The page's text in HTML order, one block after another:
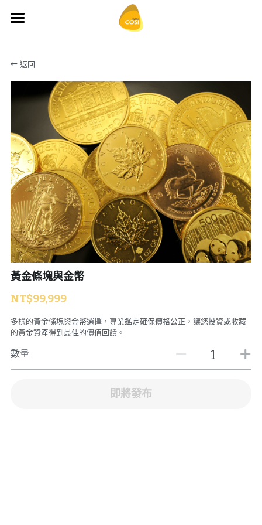
關於昌信
今日報價
收購項目
貴金屬收購
名錶金錶收購
古鈔舊幣回收
鑽石寶石收購
常見問題
黃金回收問題
什麼是純金及K金
什麼是黃金條塊​
何為誠實標章
到府回收
最新商品
聯絡我們
GOOGLE地圖
返回
黃金條塊與金幣
NT$99,999
多樣的黃金條塊與金幣選擇，專業鑑定確保價格公正，讓您投資或收藏
的黃金資產得到最佳的價值回饋。
數量
即將發布
商品分類
所有商品分類